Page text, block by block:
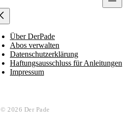
Über DerPade
Abos verwalten
Datenschutzerklärung
Haftungsausschluss für Anleitungen
Impressum
© 2026 Der Pade